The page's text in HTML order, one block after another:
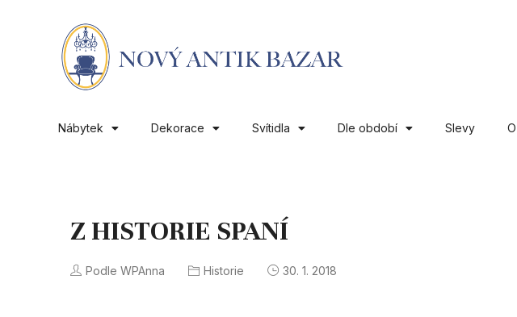
Nábytek Dekorace Svítidla Dle období Slevy
Z HISTORIE SPANÍ
Podle WPAnna Historie 30. 1. 2018